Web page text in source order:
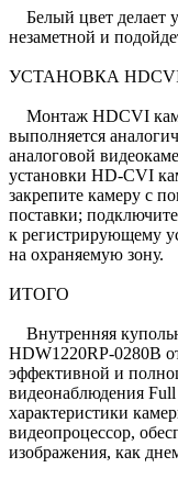
Белый цвет делает
незаметной и
УСТАНОВКА
Монтаж HDCVI
выполняется
аналоговой
установки HD-CVI
закрепите камеру с
поставки;
к регистрирующему
на охраняемую зону.
ИТОГО
Внутренняя
HDW1220RP-0280B
эффективной и
видеонаблюдения
характеристики
видеопроцессор,
изображения, как